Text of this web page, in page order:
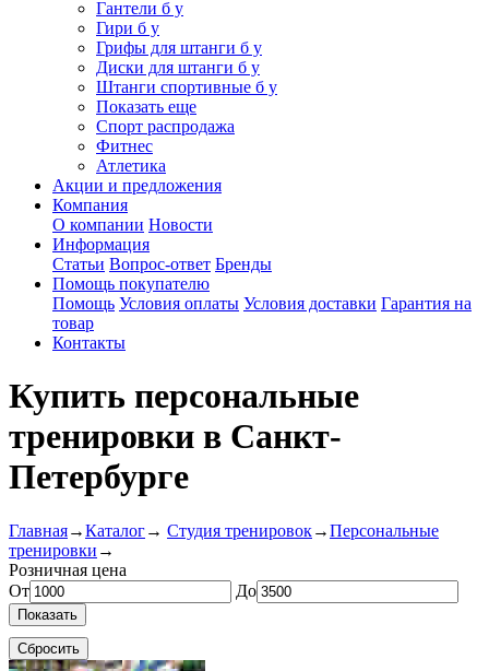
Гантели б у
Гири б у
Грифы для штанги б у
Диски для штанги б у
Штанги спортивные б у
Показать еще
Спорт распродажа
Фитнес
Атлетика
Акции и предложения
Компания
О компании Новости
Информация
Статьи Вопрос-ответ Бренды
Помощь покупателю
Помощь Условия оплаты Условия доставки Гарантия на
товар
Контакты
Купить персональные
тренировки в Санкт-
Петербурге
Главная→Каталог→ Студия тренировок→Персональные
тренировки →
Розничная цена
От
До
Показать
Сбросить